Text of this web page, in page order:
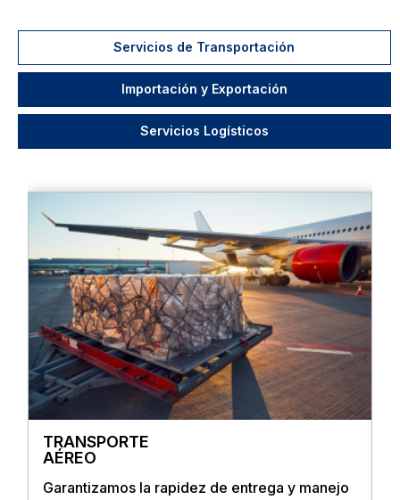
Servicios de Transportación
Importación y Exportación
Servicios Logísticos
TRANSPORTE
AÉREO
Garantizamos la rapidez de entrega y manejo